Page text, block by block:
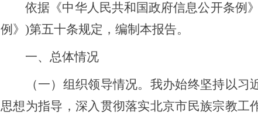
依据《中华人民共和国政府信息公开条例
例》)第五十条规定，编制本报告。
一、总体情况
（一）组织领导情况。我办始终坚持以习
思想为指导，深入贯彻落实北京市民族宗教工